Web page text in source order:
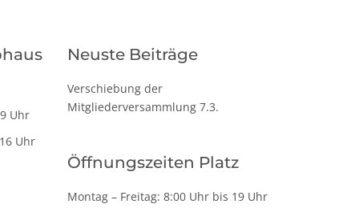
Uhr
Uhr
Neuste Beiträge
Verschiebung der
Mitgliederversammlung 7.3.
Öffnungszeiten Platz
Montag – Freitag: 8:00 Uhr bis 19 Uhr